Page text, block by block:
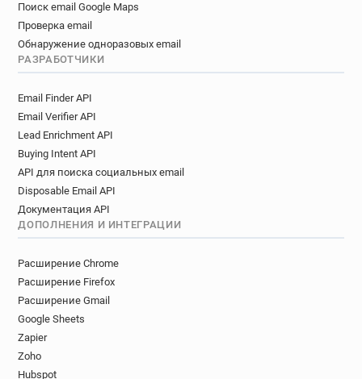
Поиск email Google Maps
Проверка email
Обнаружение одноразовых email
РАЗРАБОТЧИКИ
Email Finder API
Email Verifier API
Lead Enrichment API
Buying Intent API
API для поиска социальных email
Disposable Email API
Документация API
ДОПОЛНЕНИЯ И ИНТЕГРАЦИИ
Расширение Chrome
Расширение Firefox
Расширение Gmail
Google Sheets
Zapier
Zoho
Hubspot